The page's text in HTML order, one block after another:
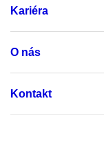
Kariéra
O nás
Kontakt